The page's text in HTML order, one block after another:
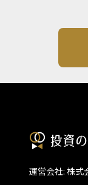
運営会社: 株